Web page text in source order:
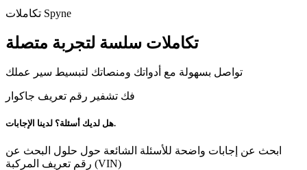
تكاملات Spyne
تكاملات سلسة لتجربة متصلة
تواصل بسهولة مع أدواتك ومنصاتك لتبسيط سير عملك
فك تشفير رقم تعريف جاكوار
هل لديك أسئلة؟ لدينا الإجابات.
ابحث عن إجابات واضحة للأسئلة الشائعة حول حلول البحث عن
رقم تعريف المركبة (VIN)